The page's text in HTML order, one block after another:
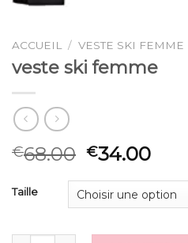
ACCUEIL / VESTE SKI FEMME
veste ski femme
€68.00 €34.00
Taille